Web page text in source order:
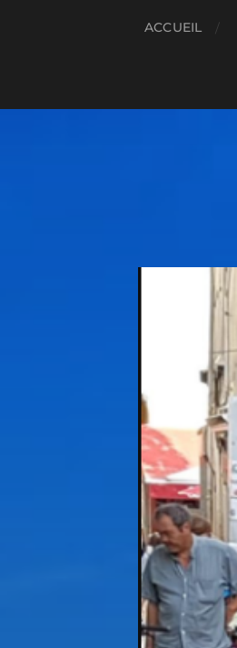
ACCUEIL